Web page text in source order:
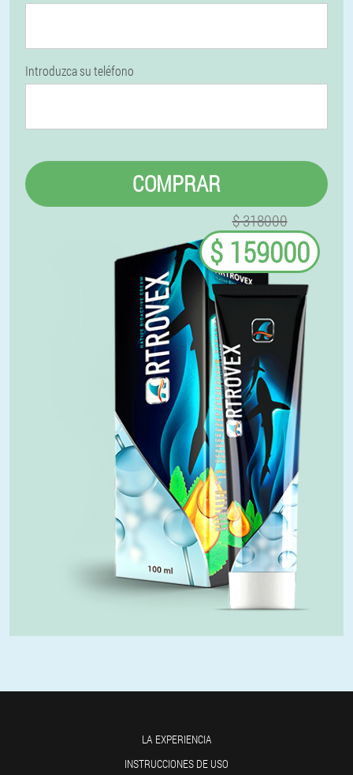
Introduzca su teléfono
COMPRAR
$ 318000
$ 159000
LA EXPERIENCIA
INSTRUCCIONES DE USO